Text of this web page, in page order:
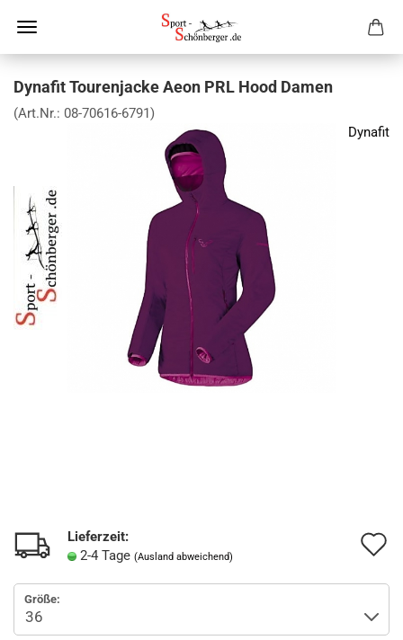
Dynafit Tourenjacke Aeon PRL Hood Damen
(Art.Nr.: 08-70616-6791)
Dynafit
Lieferzeit:
2-4 Tage (Ausland abweichend)
Größe: